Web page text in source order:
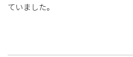
ていました。